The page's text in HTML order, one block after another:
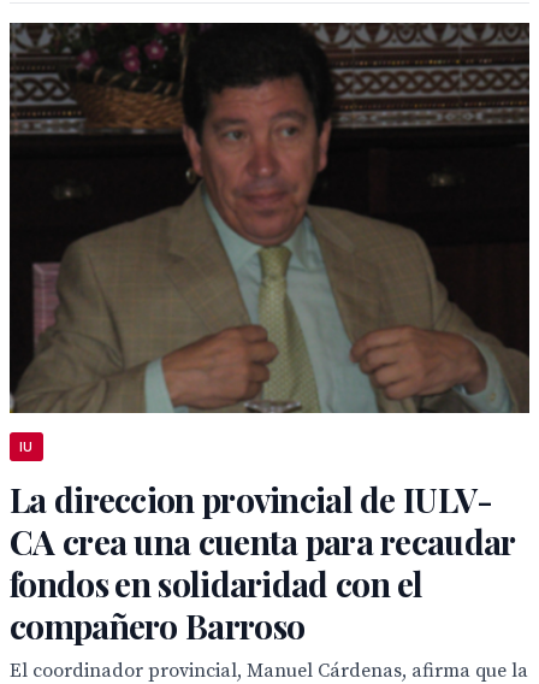
IU
La direccion provincial de IULV-
CA crea una cuenta para recaudar
fondos en solidaridad con el
compañero Barroso
El coordinador provincial, Manuel Cárdenas, afirma que la